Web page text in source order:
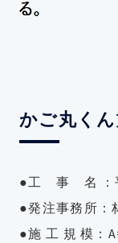
かご丸く
●工 事 名 ：
●発注事務所：
●施 工 規 模